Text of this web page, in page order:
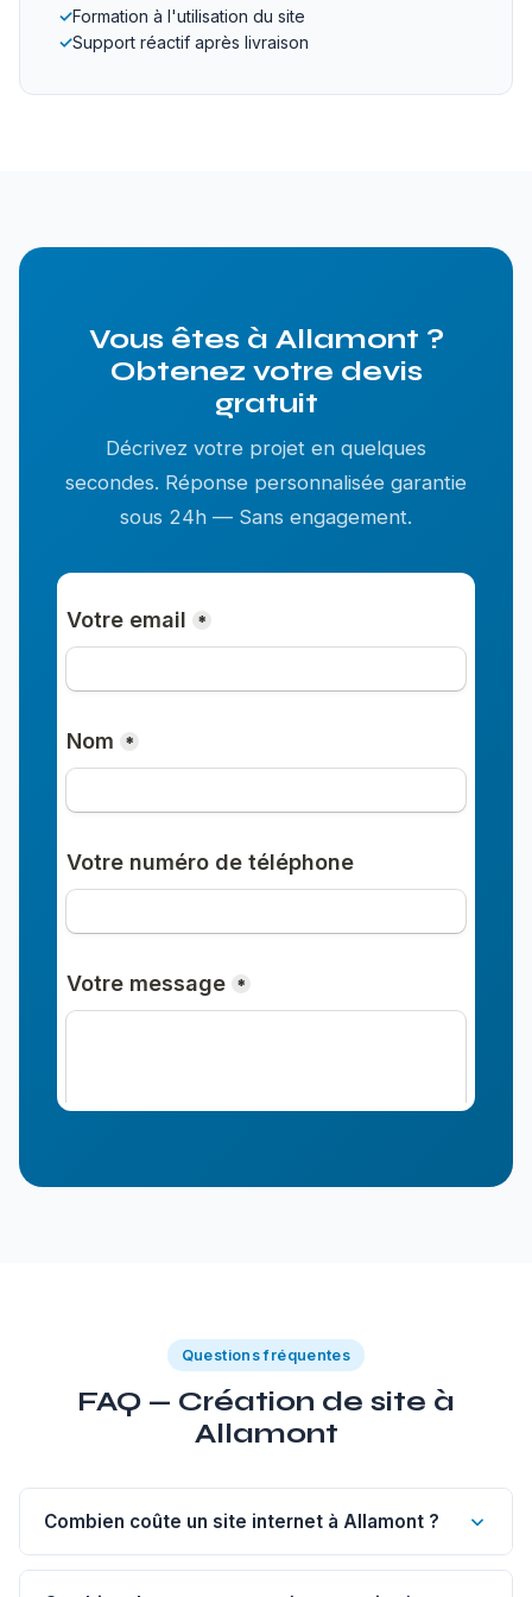
✓Formation à l'utilisation du site
✓Support réactif après livraison
Vous êtes à Allamont ?
Obtenez votre devis
gratuit
Décrivez votre projet en quelques
secondes. Réponse personnalisée garantie
sous 24h — Sans engagement.
Questions fréquentes
FAQ — Création de site à
Allamont
Combien coûte un site internet à Allamont ?
Un site vitrine de 1 à 5 pages à Allamont commence à 1